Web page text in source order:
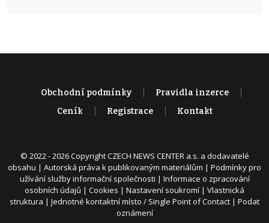
Obchodní podmínky
Pravidla inzerce
Ceník
Registrace Kontakt
© 2022 - 2026 Copyright CZECH NEWS CENTER a.s. a dodavatelé
obsahu | Autorská práva k publikovaným materiálům | Podmínky pro
užívání služby informační společnosti | Informace o zpracování
osobních údajů | Cookies | Nastavení soukromí | Vlastnická
struktura | Jednotné kontaktní místo / Single Point of Contact | Podat
oznámení